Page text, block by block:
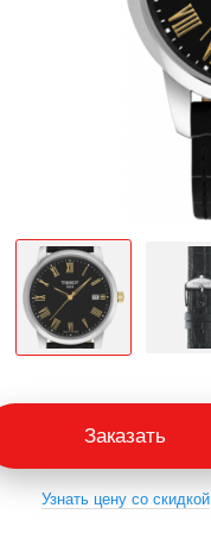
Заказать
Узнать цену со скидкой